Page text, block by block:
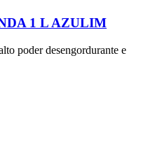
1 L AZULIM
poder desengordurante e